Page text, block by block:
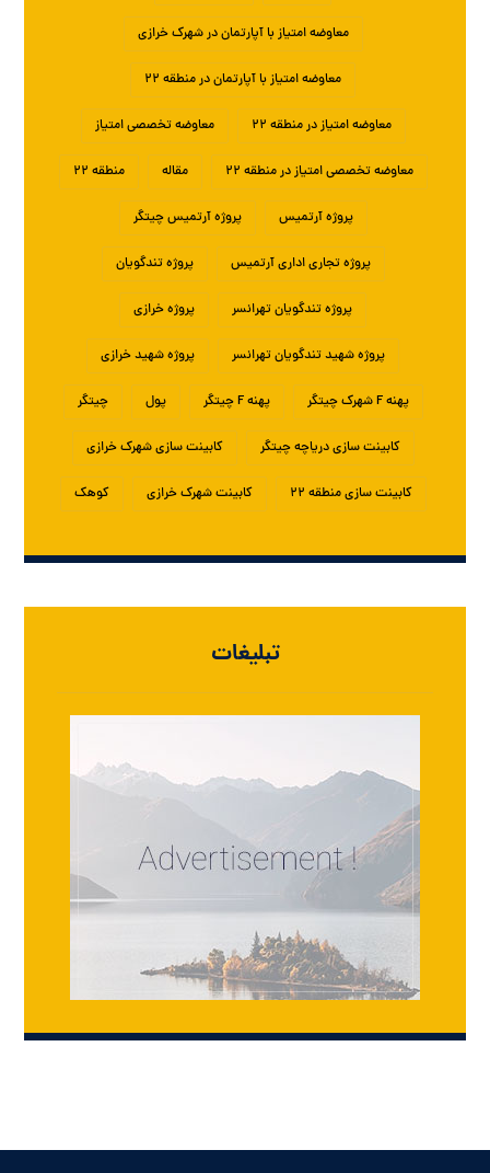
معاوضه امتیاز با آپارتمان در شهرک خرازی
معاوضه امتیاز با آپارتمان در منطقه ۲۲
معاوضه امتیاز در منطقه ۲۲ معاوضه تخصصی امتیاز
معاوضه تخصصی امتیاز در منطقه ۲۲ مقاله منطقه ۲۲
پروژه آرتمیس پروژه آرتمیس چیتگر
پروژه تجاری اداری آرتمیس پروژه تندگویان
پروژه تندگویان تهرانسر پروژه خرازی
پروژه شهید تندگویان تهرانسر پروژه شهید خرازی
پهنه F شهرک چیتگر پهنه F چیتگر پول چیتگر
کابینت سازی دریاچه چیتگر کابینت سازی شهرک خرازی
کابینت سازی منطقه ۲۲ کابینت شهرک خرازی کوهک
تبلیغات